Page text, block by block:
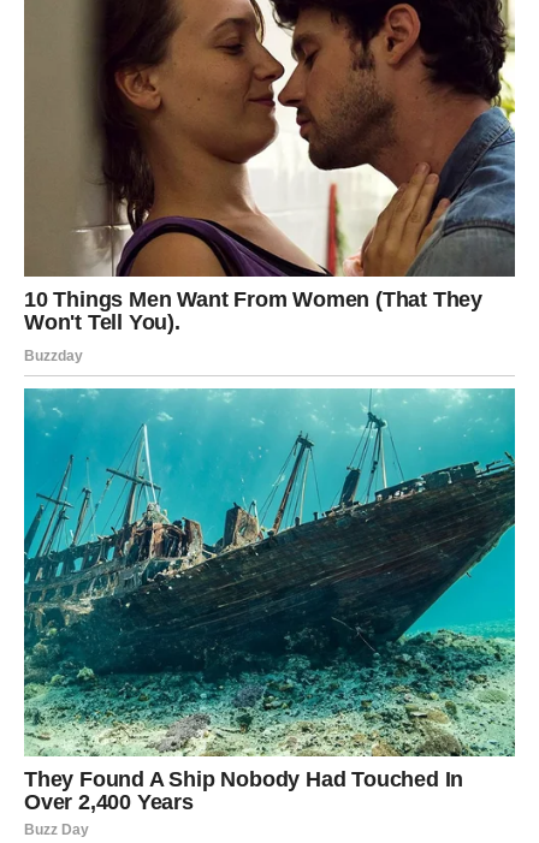
A tada nema povratka na staro.
ŠTA SE DEŠAVA NAKON ŠTO
KRENETE DALJE?
Prvih dana može biti osećaj praznine. Intenzitet koji ste
imali nestaje.
Ali ubrzo dolazi snaga.
Prestajete da sumnjate.
Prestajete da analizirate.
Prestajete da tražite objašnjenja.
I tada dolazi nova energija.
Može se pojaviti osoba koja je emotivno zrela i stabilna.
Može doći poslovna prilika koja vas stavlja u moćniju
poziciju.
Može se vratiti osećaj kontrole nad sopstvenim životom.
Jer kada Škorpija preseče – to je početak transformacije.